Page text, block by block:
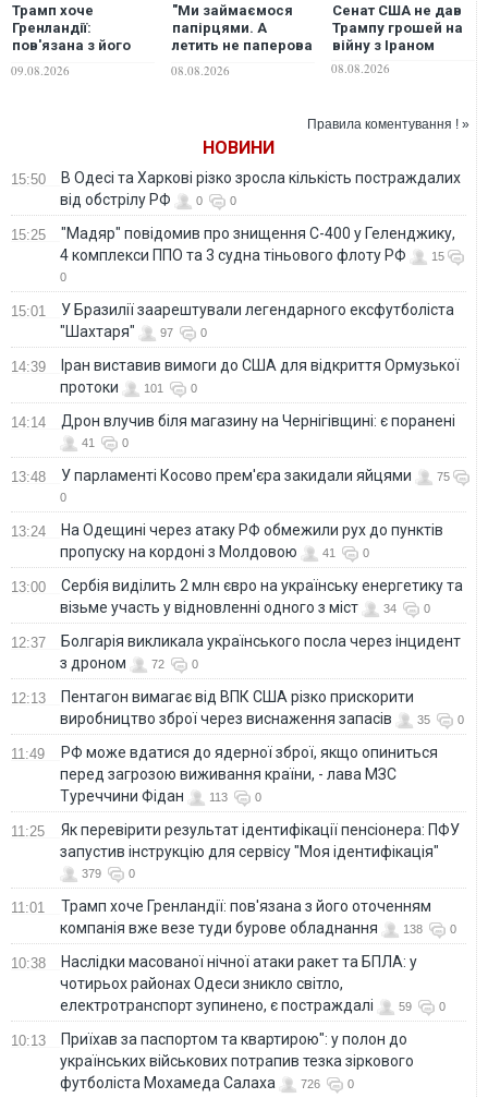
Трамп хоче
Гренландії:
пов'язана з його
компанія вже везе
09.08.2026
"Ми займаємося
папірцями. А
летить не паперова
Зеленський
війни
08.08.2026
Сенат США не дав
Трампу грошей на
війну з Іраном
08.08.2026
Правила коментування ! »
НОВИНИ
15:50
В Одесі та Харкові різко зросла кількість постраждалих
від обстрілу РФ
0 0
15:25
"Мадяр" повідомив про знищення С-400 у Геленджику,
4 комплекси ППО та 3 судна тіньового флоту РФ
15
0
15:01
У Бразилії заарештували легендарного ексфутболіста
"Шахтаря"
97 0
14:39
Іран виставив вимоги до США для відкриття Ормузької
протоки
101 0
14:14 Дрон влучив біля магазину на Чернігівщині: є поранені
41 0
13:48 У парламенті Косово прем'єра закидали яйцями
75
0
13:24
На Одещині через атаку РФ обмежили рух до пунктів
пропуску на кордоні з Молдовою
41 0
13:00
Сербія виділить 2 млн євро на українську енергетику та
візьме участь у відновленні одного з міст
34 0
12:37
Болгарія викликала українського посла через інцидент
з дроном
72 0
12:13
Пентагон вимагає від ВПК США різко прискорити
виробництво зброї через виснаження запасів
35 0
11:49
РФ може вдатися до ядерної зброї, якщо опиниться
перед загрозою виживання країни, - лава МЗС
Туреччини Фідан
113 0
11:25
Як перевірити результат ідентифікації пенсіонера: ПФУ
запустив інструкцію для сервісу "Моя ідентифікація"
379 0
11:01
Трамп хоче Гренландії: пов'язана з його оточенням
компанія вже везе туди бурове обладнання
138 0
10:38
Наслідки масованої нічної атаки ракет та БПЛА: у
чотирьох районах Одеси зникло світло,
електротранспорт зупинено, є постраждалі
59 0
10:13
Приїхав за паспортом та квартирою": у полон до
українських військових потрапив тезка зіркового
футболіста Мохамеда Салаха
726 0